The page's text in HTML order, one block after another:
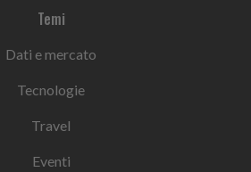
Temi
Dati e mercato
Tecnologie
Travel
Eventi